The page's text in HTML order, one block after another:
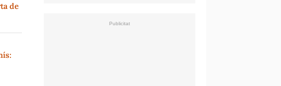
de